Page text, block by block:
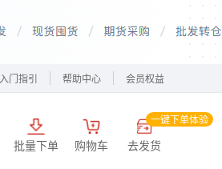
入门指引 帮助中心 会员权益
批量下单 购物车 去发货
一键下单体验